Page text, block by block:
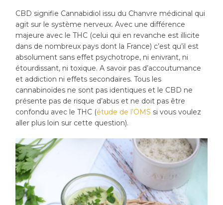
CBD signifie Cannabidiol issu du Chanvre médicinal qui
agit sur le système nerveux. Avec une différence
majeure avec le THC (celui qui en revanche est illicite
dans de nombreux pays dont la France) c’est qu’il est
absolument sans effet psychotrope, ni enivrant, ni
étourdissant, ni toxique. A savoir pas d’accoutumance
et addiction ni effets secondaires. Tous les
cannabinoïdes ne sont pas identiques et le CBD ne
présente pas de risque d’abus et ne doit pas être
confondu avec le THC (étude de l’OMS si vous voulez
aller plus loin sur cette question).